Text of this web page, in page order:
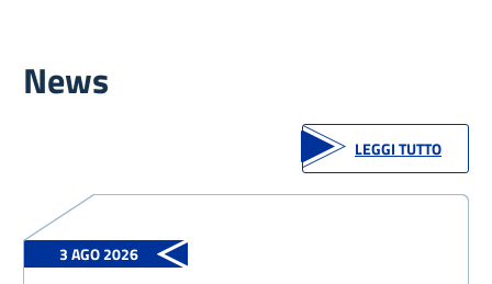
News
LEGGI TUTTO
3 AGO 2026